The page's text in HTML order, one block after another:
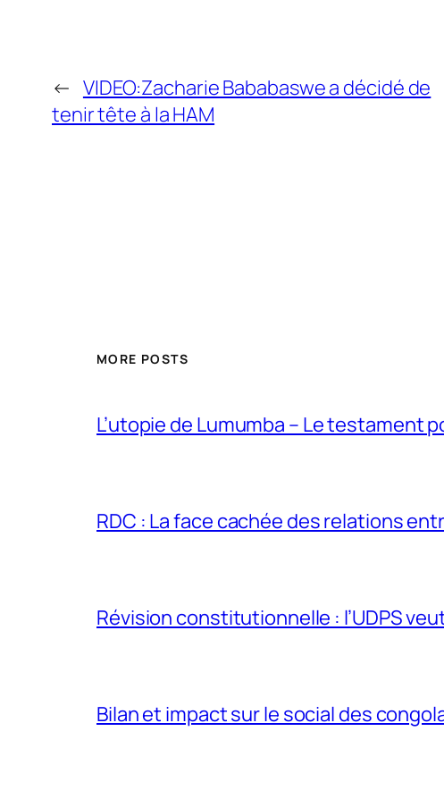
← VIDEO:Zacharie Bababaswe a décidé de
tenir tête à la HAM
MORE POSTS
L’utopie de Lumumba – Le testament
RDC : La face cachée des relations
Révision constitutionnelle : l’UDPS
Bilan et impact sur le social des